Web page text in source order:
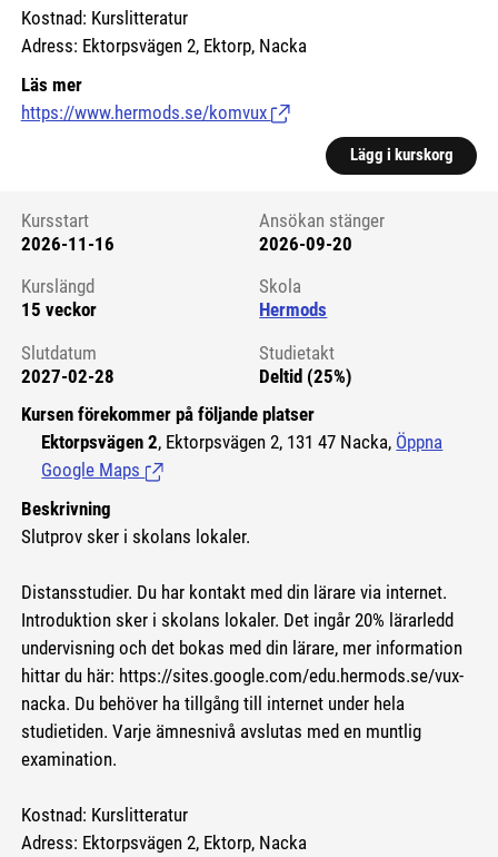
Kostnad: Kurslitteratur
Adress: Ektorpsvägen 2, Ektorp, Nacka
Läs mer
https://www.hermods.se/komvux (Länk till extern sida.)
Lägg i kurskorg
Kursstart 6125538
Kursstart
2026-11-16
Ansökan stänger
2026-09-20
Kurslängd
15 veckor
Skola
Hermods
Slutdatum
2027-02-28
Studietakt
Deltid (25%)
Kursen förekommer på följande platser
Ektorpsvägen 2, Ektorpsvägen 2, 131 47 Nacka, Öppna
Google Maps (Länk till extern sida.)
Beskrivning
Slutprov sker i skolans lokaler.
Distansstudier. Du har kontakt med din lärare via internet.
Introduktion sker i skolans lokaler. Det ingår 20% lärarledd
undervisning och det bokas med din lärare, mer information
hittar du här: https://sites.google.com/edu.hermods.se/vux-
nacka. Du behöver ha tillgång till internet under hela
studietiden. Varje ämnesnivå avslutas med en muntlig
examination.
Kostnad: Kurslitteratur
Adress: Ektorpsvägen 2, Ektorp, Nacka